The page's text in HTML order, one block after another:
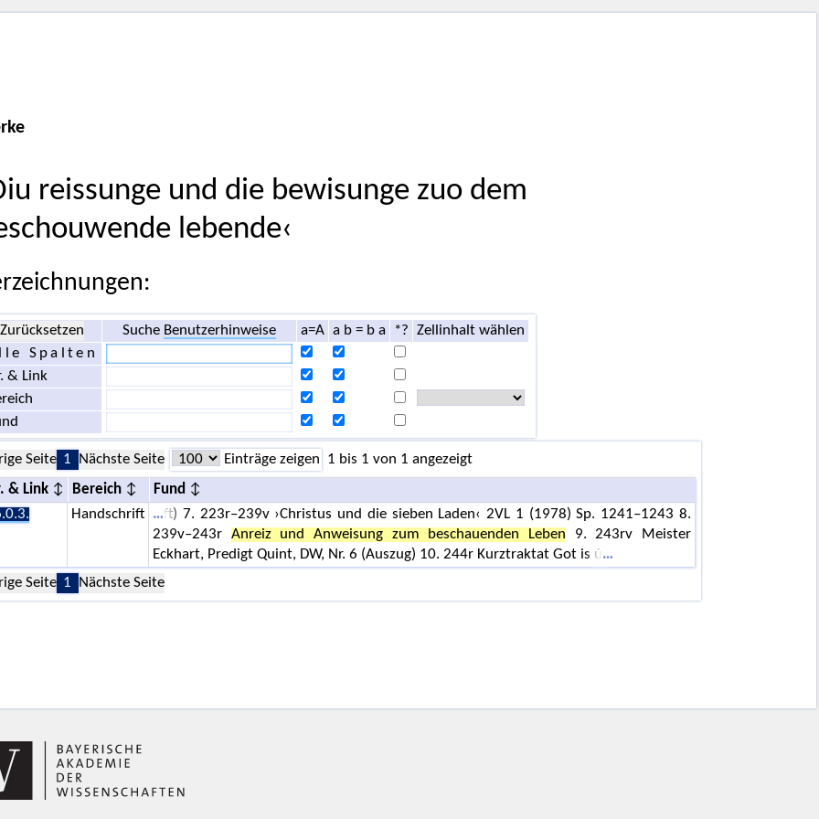
reissunge und die bewisunge zuo dem
lebende‹
Zurücksetzen Suche Benutzerhinweise a=A a b = b a *?
Zellinhalt wählen
Spalten
& Link
Seite 1 Nächste Seite Einträge zeigen 1 bis 1 von 1 angezeigt
& Link Bereich
Fund
Handschrift
ft) 7. 223r–239v ›Christus und die sieben Laden‹ 2VL 1 (1978) Sp. 1241–1243 8.
239v–243r Anreiz und Anweisung zum beschauenden Leben 9. 243rv Meister
Eckhart, Predigt Quint, DW, Nr. 6 (Auszug) 10. 244r Kurztraktat Got is ú
Seite 1 Nächste Seite